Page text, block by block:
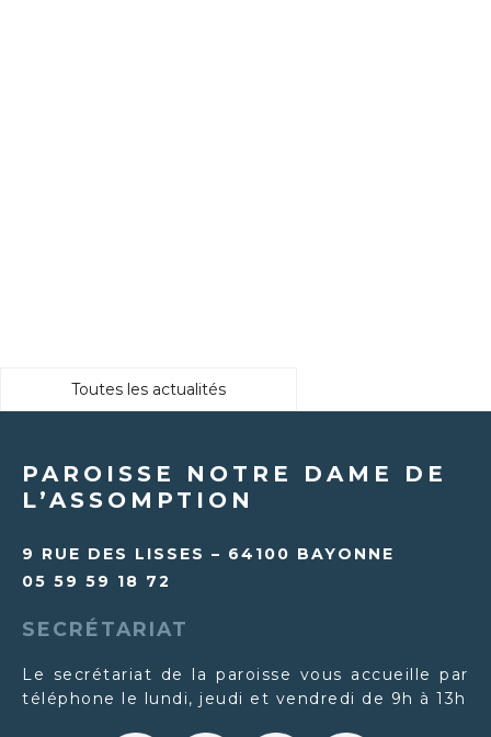
Toutes les actualités
PAROISSE NOTRE DAME DE
L’ASSOMPTION
9 RUE DES LISSES – 64100 BAYONNE
05 59 59 18 72
SECRÉTARIAT
Le secrétariat de la paroisse vous accueille par
téléphone le lundi, jeudi et vendredi de 9h à 13h